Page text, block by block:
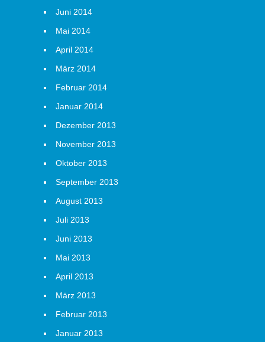
Juni 2014
Mai 2014
April 2014
März 2014
Februar 2014
Januar 2014
Dezember 2013
November 2013
Oktober 2013
September 2013
August 2013
Juli 2013
Juni 2013
Mai 2013
April 2013
März 2013
Februar 2013
Januar 2013